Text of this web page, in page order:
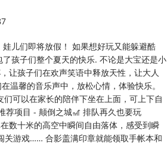
儿们即将放假！ 如果想好玩又能躲避酷
孩子们整个夏天的快乐. 不论是大宝还是小
让孩子们在欢声笑语中释放天性，让大人
温馨的音乐声中，放松心情，体验快乐。
可以在家长的陪伴下坐在上面，可上下自
荐项目 - 颠倒之城🎢 排队再久也要玩
数十米的高空中瞬间自由落体，感受到瞬
游戏…… 合影盖满印章就能领取手帐本和